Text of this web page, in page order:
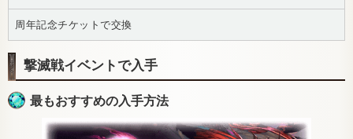
周年記念チケットで交換
撃滅戦イベントで入手
最もおすすめの入手方法